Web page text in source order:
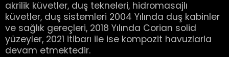
akrilik küvetler, duş tekneleri, hidromasajlı
küvetler, duş sistemleri 2004 Yılında duş kabinler
ve sağlık gereçleri, 2018 Yılında Corian solid
yüzeyler, 2021 itibarı ile ise kompozit havuzlarla
devam etmektedir.